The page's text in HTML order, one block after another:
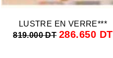
LUSTRE EN VERRE***
819.000 DT 286.650 DT